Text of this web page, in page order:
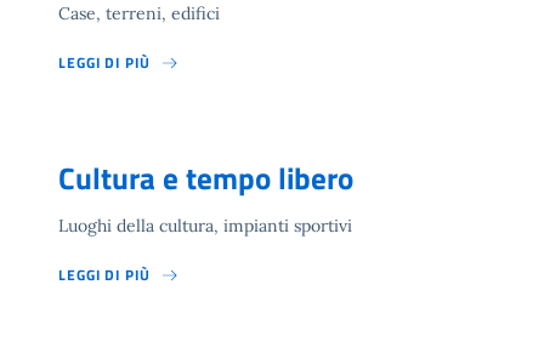
Case, terreni, edifici
LEGGI DI PIÙ
Cultura e tempo libero
Luoghi della cultura, impianti sportivi
LEGGI DI PIÙ